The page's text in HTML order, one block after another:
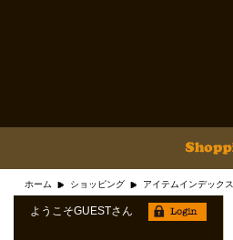
ホーム ショッピング アイテムインデックス
ようこそGUESTさん